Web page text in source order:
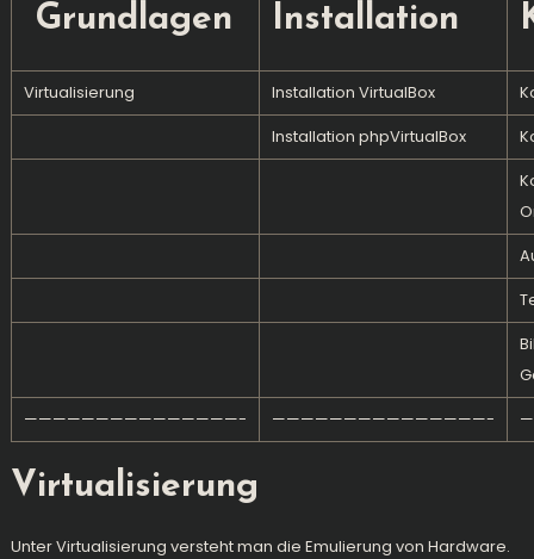
Grundlagen Installation
Virtualisierung Installation VirtualBox
Installation phpVirtualBox
———————————————-
———————————————-
Virtualisierung
Unter Virtualisierung versteht man die Emulierung von Hardware.